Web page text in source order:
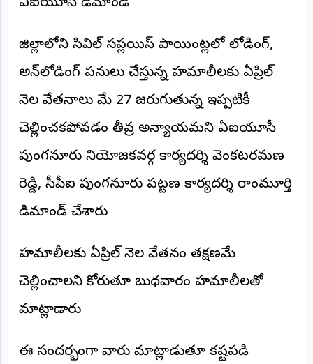
ఆర్టీఐ
రిపోర్టర్స్
డెస్క్
(REPORTERS
DESK)
మా
రిపోర్టర్లు
చేరండి
లాగిన్
(Login)
©
జిల్లాలోని సివిల్ సప్లయిస్ పాయింట్లలో లోడింగ్,
అన్‌లోడింగ్ పనులు చేస్తున్న హమాలీలకు ఏప్రిల్
నెల వేతనాలు మే 27 జరుగుతున్న ఇప్పటికీ
చెల్లించకపోవడం తీవ్ర అన్యాయమని ఏఐటీయూసీ
పుంగనూరు నియోజకవర్గ కార్యదర్శి వెంకటరమణ
రెడ్డి, సీపీఐ పుంగనూరు పట్టణ కార్యదర్శి రాంమూర్తి
డిమాండ్ చేశారు
హమాలీలకు ఏప్రిల్ నెల వేతనం తక్షణమే
చెల్లించాలని కోరుతూ బుధవారం హమాలీలతో
మాట్లాడారు
ఈ సందర్భంగా వారు మాట్లాడుతూ కష్టపడి